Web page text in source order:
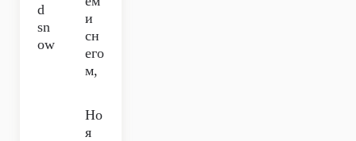
d
sn
ow
и
сн
его
м,
Но
я